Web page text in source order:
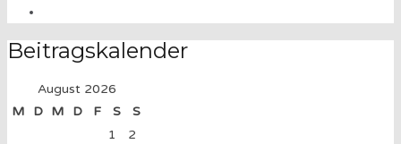
Beitragskalender
August 2026
M
D M D F S
S
1
2